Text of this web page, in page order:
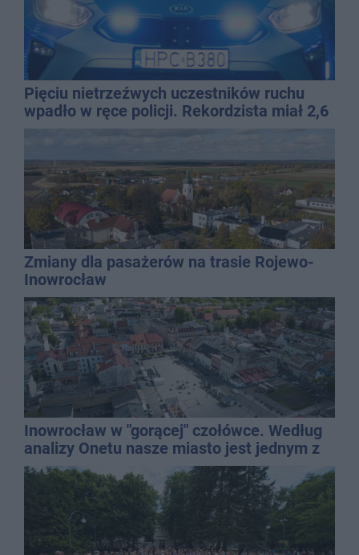
Pięciu nietrzeźwych uczestników ruchu
wpadło w ręce policji. Rekordzista miał 2,6
promila
Zmiany dla pasażerów na trasie Rojewo-
Inowrocław
Inowrocław w "gorącej" czołówce. Według
analizy Onetu nasze miasto jest jednym z
najbardziej narażonych na upały